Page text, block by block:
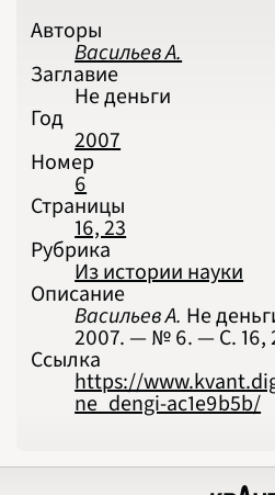
Авторы
Васильев А.
Заглавие
Не деньги
Год
2007
Номер
6
Страницы
16, 23
Рубрика
Из истории науки
Описание
Васильев А. Не
2007. — № 6. — С. 16,
Ссылка
https://
ne_dengi-ac1e9b5b/